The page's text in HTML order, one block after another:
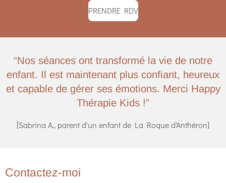
PRENDRE RDV
“Nos séances ont transformé la vie de notre
enfant. Il est maintenant plus confiant, heureux
et capable de gérer ses émotions. Merci Happy
Thérapie Kids !”
[Sabrina A., parent d'un enfant de La Roque d'Anthéron]
Contactez-moi